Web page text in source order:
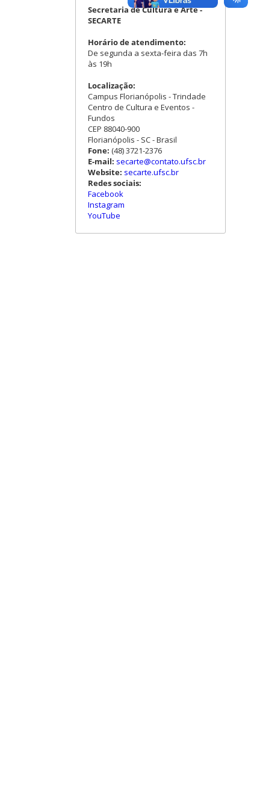
Secretaria de Cultura e Arte -
SECARTE
Horário de atendimento:
De segunda a sexta-feira das 7h
às 19h
Localização:
Campus Florianópolis - Trindade
Centro de Cultura e Eventos -
Fundos
CEP 88040-900
Florianópolis - SC - Brasil
Fone: (48) 3721-2376
E-mail: secarte@contato.ufsc.br
Website: secarte.ufsc.br
Redes sociais:
Facebook
Instagram
YouTube